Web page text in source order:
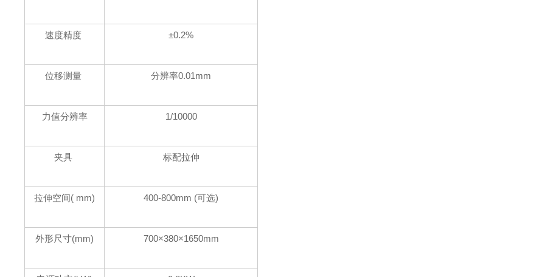
速度精度 ±0.2%
位移测量 分辨率0.01mm
力值分辨率 1/10000
夹具 标配拉伸
拉伸空间( mm) 400-800mm (可选)
外形尺寸(mm) 700×380×1650mm